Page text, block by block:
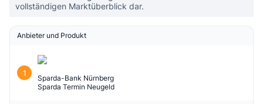
vollständigen Marktüberblick dar.
Anbieter und Produkt
1
Sparda-Bank Nürnberg
Sparda Termin Neugeld